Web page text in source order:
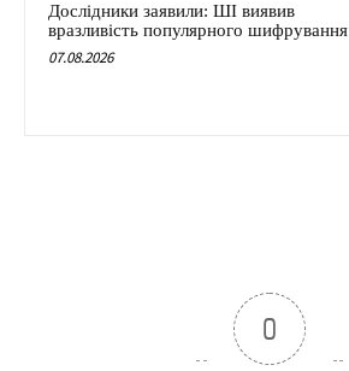
Дослідники заявили: ШІ виявив
вразливість популярного шифрування
07.08.2026
0